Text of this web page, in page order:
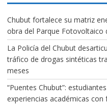
Chubut fortalece su matriz
obra del Parque Fotovoltaico
La Policía del Chubut
tráfico de drogas sintéticas
meses
“Puentes Chubut”:
experiencias académicas